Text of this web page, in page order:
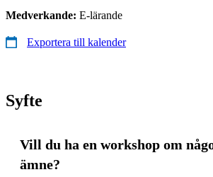
Medverkande: E-lärande
Exportera till kalender
Syfte
Vill du ha en workshop om
ämne?